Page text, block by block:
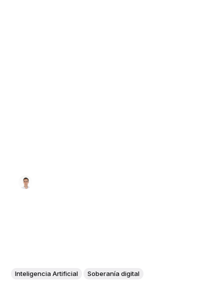
Inteligencia Artificial Soberanía digital